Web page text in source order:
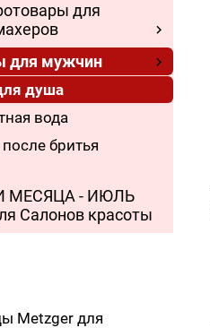
для
для мужчин
душа
вода
бритья
МЕСЯЦА - ИЮЛЬ
Салонов красоты
Metzger для